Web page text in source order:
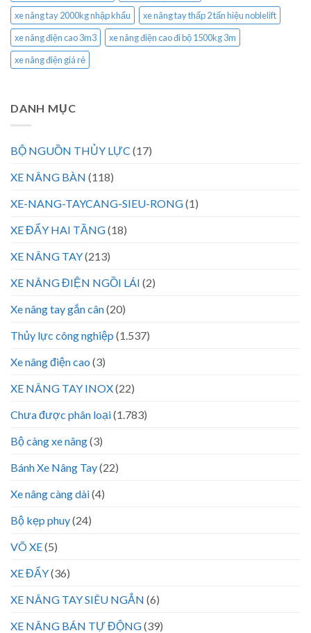
xe nâng tay 2000kg nhập khẩu
xe nâng tay thấp 2 tấn hiệu noblelift
xe nâng điện cao 3m3
xe nâng điện cao đi bộ 1500kg 3m
xe nâng điện giá rẻ
DANH MỤC
BỘ NGUỒN THỦY LỰC (17)
XE NÂNG BÀN (118)
XE-NANG-TAYCANG-SIEU-RONG(1)
XE ĐẨY HAI TẦNG(18)
XE NÂNG TAY(213)
XE NÂNG ĐIỆN NGỒI LÁI (2)
Xe nâng tay gắn cân(20)
Thủy lực công nghiệp (1.537)
Xe nâng điện cao (3)
XE NÂNG TAY INOX(22)
Chưa được phân loại(1.783)
Bộ càng xe nâng(3)
Bánh Xe Nâng Tay(22)
Xe nâng càng dài(4)
Bộ kẹp phuy(24)
VÕ XE(5)
XE ĐẨY(36)
XE NÂNG TAY SIÊU NGẮN (6)
XE NÂNG BÁN TỰ ĐỘNG(39)